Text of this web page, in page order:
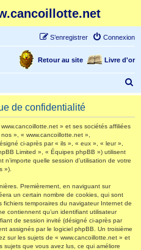
Connexion
S’enregistrer
Livre d'or
Retour au site
e
de confidentialité
» et ses sociétés affiliées
», « www.cancoillotte.net »,
ci-après par « ils », « eux », « leur »,
Limited », « Équipes phpBB ») utilisent
quelle session d’utilisation de votre
»).
Premièrement, en naviguant sur
un certain nombre de cookies, qui sont
temporaires du navigateur Internet de
contiennent qu’un identifiant utilisateur
de session invité (désigné ci-après par
assignés par le logiciel phpBB. Un troisième
sur les sujets de « www.cancoillotte.net » et
sujets que vous avez lus, ce qui améliore